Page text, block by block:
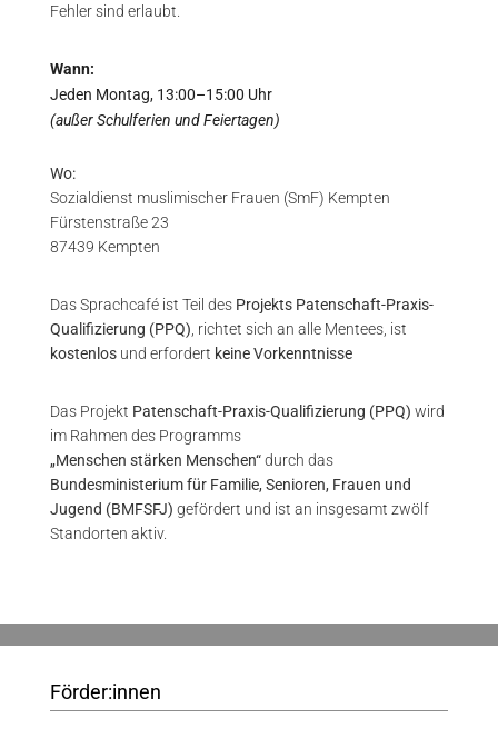
Fehler sind erlaubt.
Wann:
Jeden Montag, 13:00–15:00 Uhr
(außer Schulferien und Feiertagen)
Wo:
Sozialdienst muslimischer Frauen (SmF) Kempten
Fürstenstraße 23
87439 Kempten
Das Sprachcafé ist Teil des Projekts Patenschaft-Praxis-
Qualifizierung (PPQ) , richtet sich an alle Mentees, ist
kostenlosund erfordert keine Vorkenntnisse
Das Projekt Patenschaft-Praxis-Qualifizierung (PPQ) wird
im Rahmen des Programms
„Menschen stärken Menschen“durch das
Bundesministerium für Familie, Senioren, Frauen und
Jugend (BMFSFJ) gefördert und ist an insgesamt zwölf
Standorten aktiv.
Förder:innen